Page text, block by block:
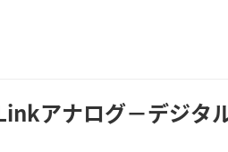
アナログ－デジタ